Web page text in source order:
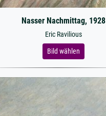
Nasser Nachmittag, 1928
Eric Ravilious
Bild wählen